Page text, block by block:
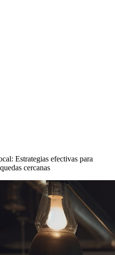
Estrategias efectivas para
cercanas